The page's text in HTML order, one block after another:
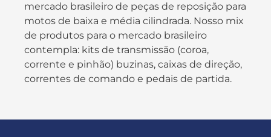
mercado brasileiro de peças de reposição para
motos de baixa e média cilindrada. Nosso mix
de produtos para o mercado brasileiro
contempla: kits de transmissão (coroa,
corrente e pinhão) buzinas, caixas de direção,
correntes de comando e pedais de partida.